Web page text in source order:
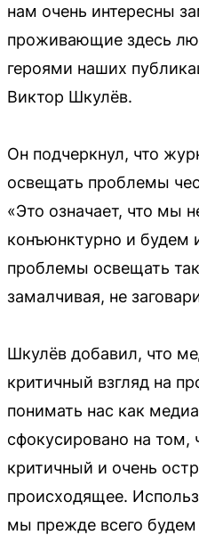
нам очень интересны
проживающие здесь
героями наших
Виктор Шкулёв.
Он подчеркнул, что
освещать проблемы
«Это означает, что мы
конъюнктурно и будем
проблемы освещать
замалчивая, не
Шкулёв добавил, что
критичный взгляд на
понимать нас как
сфокусировано на том,
критичный и очень
происходящее.
мы прежде всего